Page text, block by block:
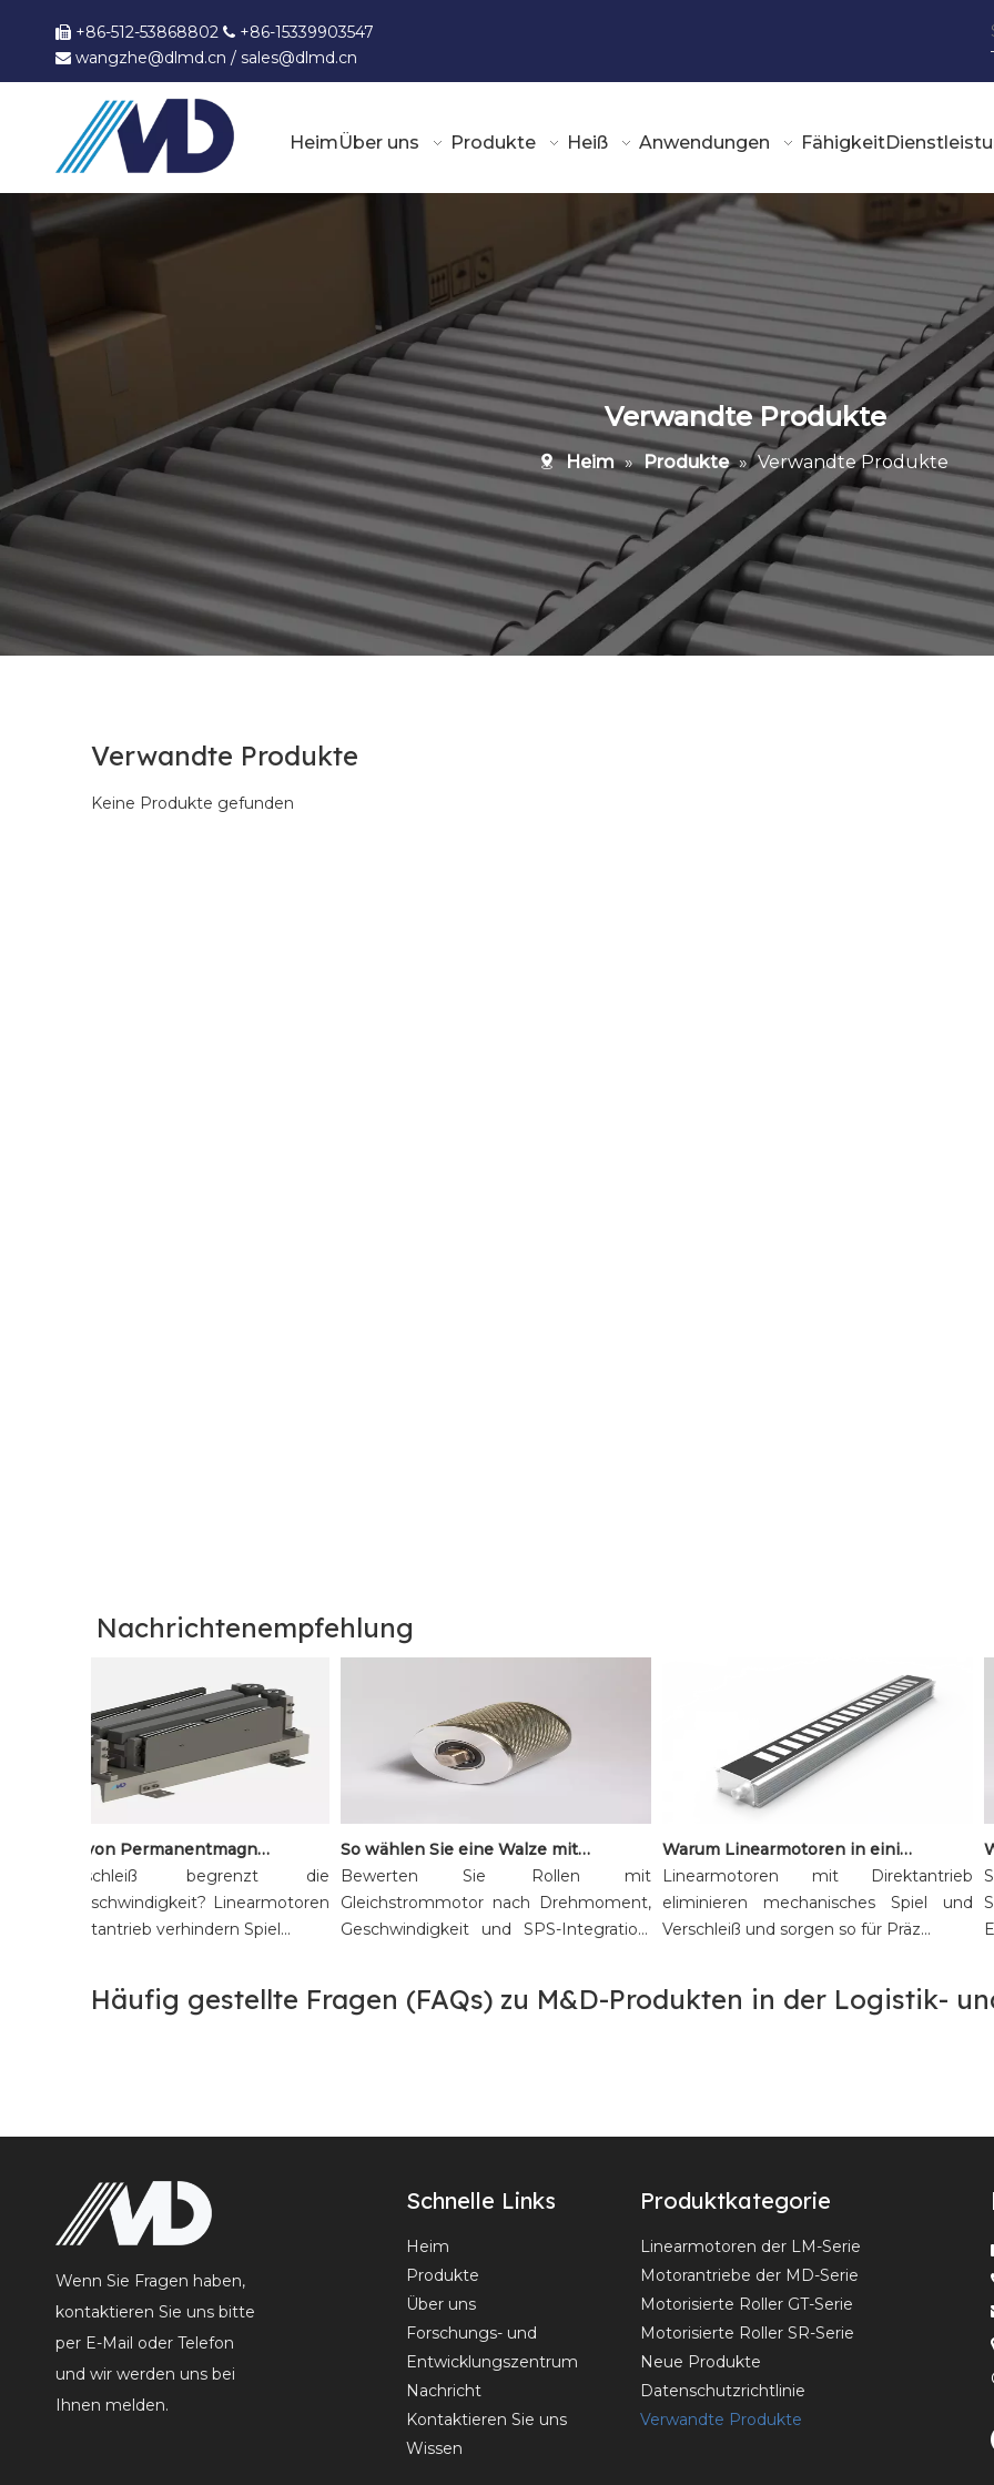
 +86-512-53868802  +86-15339903547
 wangzhe@dlmd.cn / sales@dlmd.cn
HeimÜber uns Produkte Heiß Anwendungen Fähigkeit
Verwandte Produkte
Heim » Produkte » Verwandte Produkte
Verwandte Produkte
Keine Produkte gefunden
Nachrichtenempfehlung
Vorteile von Permanentmagnet-Linearmotoren für Hochgeschwindigkeitssortiersysteme
Bandverschleiß begrenzt die
Sortiergeschwindigkeit? Linearmotoren
mit Direktantrieb verhindern Spiel...
So wählen Sie eine Walze mit Gleichstrommotor für die Sortier- und Förderautomatisierung aus
Bewerten Sie Rollen mit
Gleichstrommotor nach Drehmoment,
Geschwindigkeit und SPS-Integration.
Warum Linearmotoren in einigen Systemen die mechanische Übertragung ersetzen
Linearmotoren mit Direktantrieb
eliminieren mechanisches Spiel und
Verschleiß und sorgen so für Präz...
Häufig gestellte Fragen (FAQs) zu M&D-Produkten in der Logistik-
Wenn Sie Fragen haben,
kontaktieren Sie uns bitte
per E-Mail oder Telefon
und wir werden uns bei
Ihnen melden.
Schnelle Links
Heim
Produkte
Über uns
Forschungs- und
Entwicklungszentrum
Nachricht
Kontaktieren Sie uns
Wissen
Produktkategorie
Linearmotoren der LM-Serie
Motorantriebe der MD-Serie
Motorisierte Roller GT-Serie
Motorisierte Roller SR-Serie
Neue Produkte
Datenschutzrichtlinie
Verwandte Produkte